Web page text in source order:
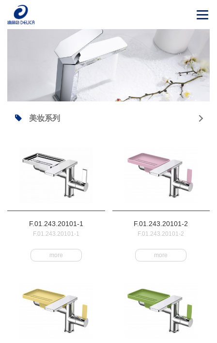
美妆系列
F.01.243.20101-1
F.01.243.20101-1
more
F.01.243.20101-2
F.01.243.20101-2
more